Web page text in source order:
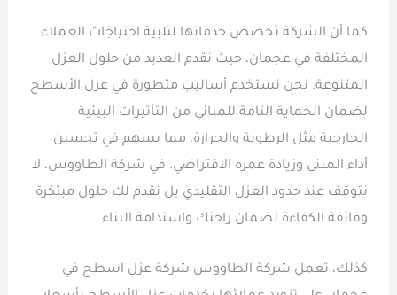
كما أن الشركة تخصص خدماتها لتلبية احتياجات العملاء
المختلفة في عجمان، حيث نقدم العديد من حلول العزل
المتنوعة. نحن نستخدم أساليب متطورة في عزل الأسطح
لضمان الحماية التامة للمباني من التأثيرات البيئية
الخارجية مثل الرطوبة والحرارة، مما يسهم في تحسين
أداء المبنى وزيادة عمره الافتراضي. في شركة الطاووس، لا
نتوقف عند حدود العزل التقليدي بل نقدم لك حلول مبتكرة
وفائقة الكفاءة لضمان راحتك واستدامة البناء.
كذلك، تعمل شركة الطاووس شركة عزل اسطح في